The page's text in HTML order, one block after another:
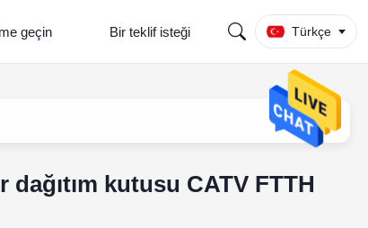
geçin Bir teklif isteği Türkçe
kutusu CATV FTTH